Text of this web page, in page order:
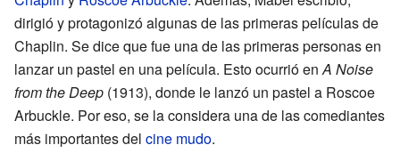
dirigió y protagonizó algunas de las primeras películas de
Chaplin. Se dice que fue una de las primeras personas en
lanzar un pastel en una película. Esto ocurrió enA Noise
from the Deep (1913), donde le lanzó un pastel a Roscoe
Arbuckle. Por eso, se la considera una de las comediantes
más importantes del cine mudo.